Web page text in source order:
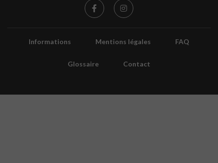
Informations Mentions légales FAQ
Glossaire Contact